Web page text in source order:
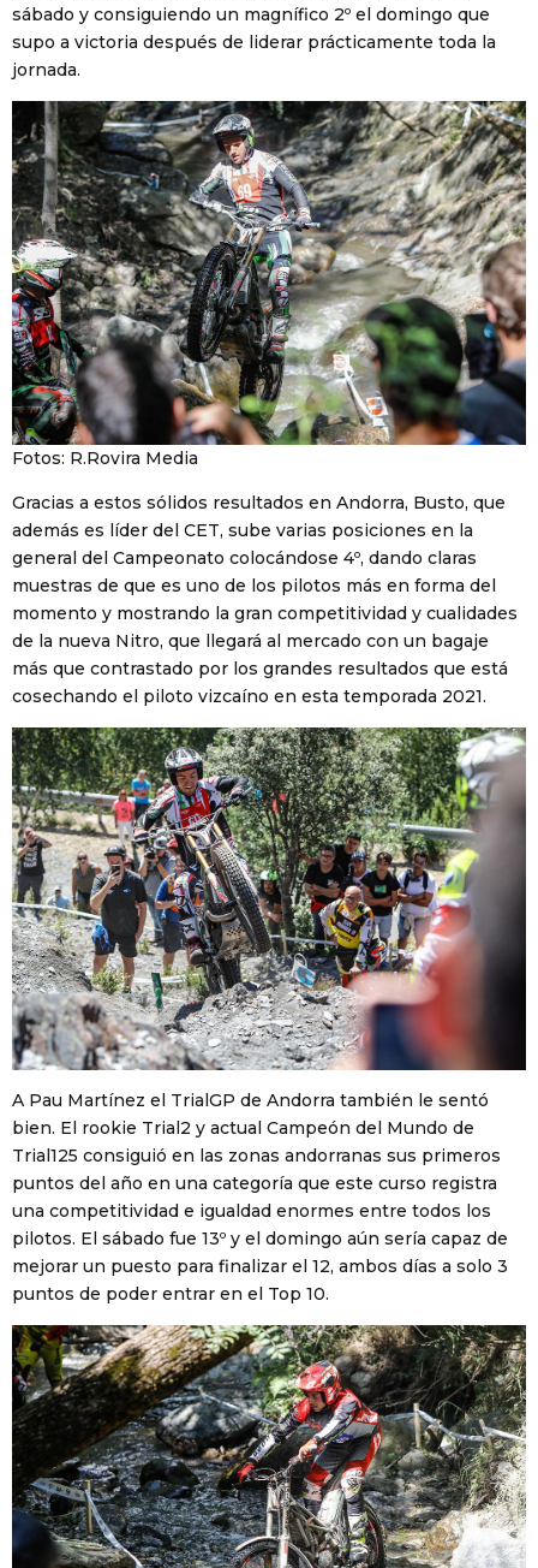
sábado y consiguiendo un magnífico 2º el domingo que
supo a victoria después de liderar prácticamente toda la
jornada.
Fotos: R.Rovira Media
Gracias a estos sólidos resultados en Andorra, Busto, que
además es líder del CET, sube varias posiciones en la
general del Campeonato colocándose 4º, dando claras
muestras de que es uno de los pilotos más en forma del
momento y mostrando la gran competitividad y cualidades
de la nueva Nitro, que llegará al mercado con un bagaje
más que contrastado por los grandes resultados que está
cosechando el piloto vizcaíno en esta temporada 2021.
A Pau Martínez el TrialGP de Andorra también le sentó
bien. El rookie Trial2 y actual Campeón del Mundo de
Trial125 consiguió en las zonas andorranas sus primeros
puntos del año en una categoría que este curso registra
una competitividad e igualdad enormes entre todos los
pilotos. El sábado fue 13º y el domingo aún sería capaz de
mejorar un puesto para finalizar el 12, ambos días a solo 3
puntos de poder entrar en el Top 10.